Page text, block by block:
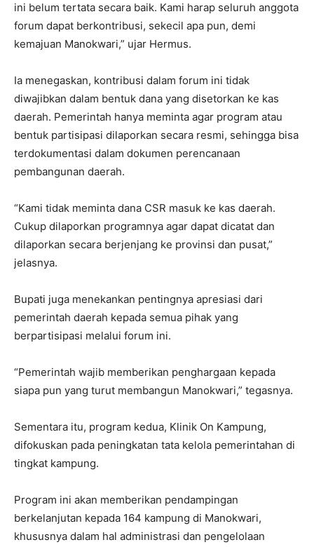
ini belum tertata secara baik. Kami harap seluruh anggota
forum dapat berkontribusi, sekecil apa pun, demi
kemajuan Manokwari,” ujar Hermus.
Ia menegaskan, kontribusi dalam forum ini tidak
diwajibkan dalam bentuk dana yang disetorkan ke kas
daerah. Pemerintah hanya meminta agar program atau
bentuk partisipasi dilaporkan secara resmi, sehingga bisa
terdokumentasi dalam dokumen perencanaan
pembangunan daerah.
“Kami tidak meminta dana CSR masuk ke kas daerah.
Cukup dilaporkan programnya agar dapat dicatat dan
dilaporkan secara berjenjang ke provinsi dan pusat,”
jelasnya.
Bupati juga menekankan pentingnya apresiasi dari
pemerintah daerah kepada semua pihak yang
berpartisipasi melalui forum ini.
“Pemerintah wajib memberikan penghargaan kepada
siapa pun yang turut membangun Manokwari,” tegasnya.
Sementara itu, program kedua, Klinik On Kampung,
difokuskan pada peningkatan tata kelola pemerintahan di
tingkat kampung.
Program ini akan memberikan pendampingan
berkelanjutan kepada 164 kampung di Manokwari,
khususnya dalam hal administrasi dan pengelolaan